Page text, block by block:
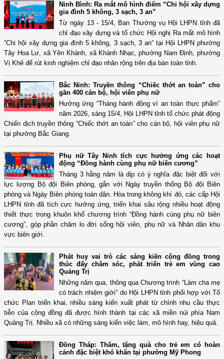
Ninh Bình: Ra mắt mô hình điểm “Chi hội xây dựng
gia đình 5 không, 3 sạch, 3 an”
Từ ngày 13 - 15/4, Ban Thường vụ Hội LHPN tỉnh đã
chỉ đạo xây dựng và tổ chức Hội nghị Ra mắt mô hình
“Chi hội xây dựng gia đình 5 không, 3 sạch, 3 an” tại Hội LHPN phường
Tây Hoa Lư, xã Yên Khánh, xã Khánh Nhạc, phường Nam Định, phường
Vị Khê để rút kinh nghiệm chỉ đạo nhân rộng trên địa bàn toàn tỉnh.
Bắc Ninh: Truyền thông “Chiếc thớt an toàn” cho
gần 400 cán bộ, hội viên phụ nữ
Hưởng ứng “Tháng hành động vì an toàn thực phẩm”
năm 2026, sáng 15/4, Hội LHPN tỉnh tổ chức phát động
Chiến dịch truyền thông “Chiếc thớt an toàn” cho cán bộ, hội viên phụ nữ
tại phường Bắc Giang.
Phụ nữ Tây Ninh tích cực hưởng ứng các hoạt
động “Đồng hành cùng phụ nữ biên cương”
Tháng 3 hằng năm là dịp có ý nghĩa đặc biệt đối với
lực lượng Bộ đội Biên phòng, gắn với Ngày truyền thống Bộ đội Biên
phòng và Ngày Biên phòng toàn dân. Hòa trong không khí đó, các cấp Hội
LHPN tỉnh đã tích cực hưởng ứng, triển khai sâu rộng nhiều hoạt động
thiết thực trong khuôn khổ chương trình “Đồng hành cùng phụ nữ biên
cương”, góp phần chăm lo đời sống hội viên, phụ nữ và Nhân dân khu
vực biên giới.
Phát huy vai trò các sáng kiến cộng đồng trong
thúc đẩy chăm sóc, phát triển trẻ em vùng cao
Quảng Trị
Những năm qua, thông qua Chương trình “Làm cha mẹ
có trách nhiệm giới” do Hội LHPN tỉnh phối hợp với Tổ
chức Plan triển khai, nhiều sáng kiến xuất phát từ chính nhu cầu thực
tiễn của cộng đồng đã được hình thành tại các xã miền núi phía Nam
Quảng Trị. Nhiều xã có những sáng kiến việc làm, mô hình hay, hiệu quả.
Đồng Tháp: Thăm, tặng quà cho trẻ em có hoàn
cảnh đặc biệt khó khăn tại phường Mỹ Phong